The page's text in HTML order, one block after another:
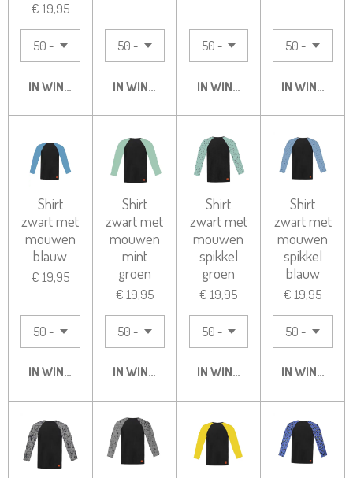
€ 19,95
IN WINKELWAGENIN WINKELWAGENIN WINKELWAGEN
IN
Shirt
zwart met
mouwen
blauw
€ 19,95
IN WINKELWAGEN
Shirt
zwart met
mouwen
mint
groen
€ 19,95
IN WINKELWAGEN
Shirt
zwart met
mouwen
spikkel
groen
€ 19,95
IN WINKELWAGEN
Shirt
zwart met
mouwen
spikkel
blauw
€ 19,95
IN